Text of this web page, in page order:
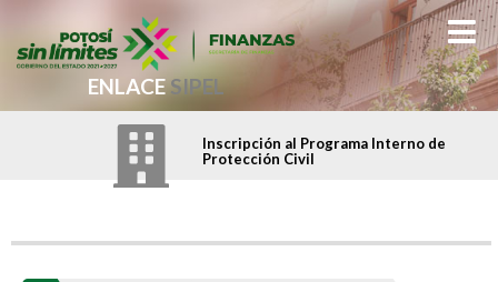
ENLACESIPEL
Inscripción al Programa Interno de
Protección Civil